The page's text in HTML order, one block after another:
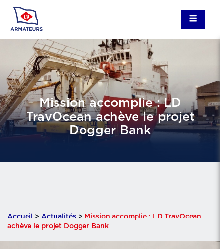
Mission accomplie : LD
TravOcean achève le projet
Dogger Bank
Accueil > Actualités > Mission accomplie : LD TravOcean
achève le projet Dogger Bank